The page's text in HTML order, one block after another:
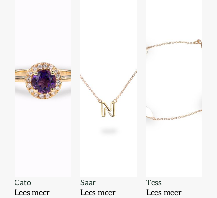
Cato
Lees meer
Saar
Lees meer
Tess
Lees meer